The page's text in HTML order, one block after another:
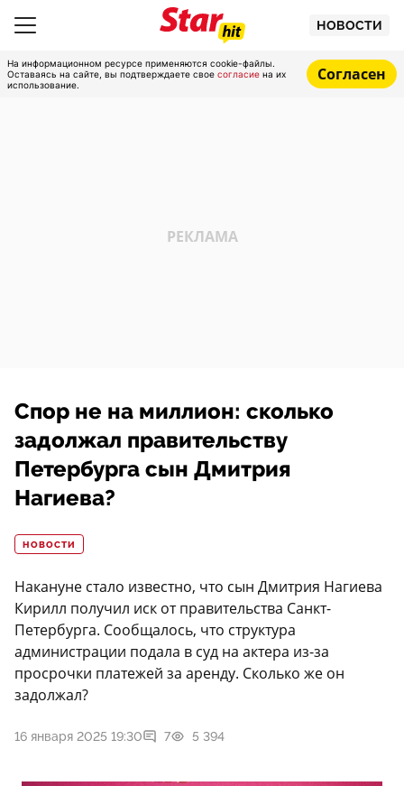
НОВОСТИ
На информационном ресурсе применяются cookie-файлы.
Оставаясь на сайте, вы подтверждаете свое согласие на их
использование.
Согласен
Спор не на миллион: сколько
задолжал правительству
Петербурга сын Дмитрия
Нагиева?
НОВОСТИ
Накануне стало известно, что сын Дмитрия Нагиева
Кирилл получил иск от правительства Санкт-
Петербурга. Сообщалось, что структура
администрации подала в суд на актера из-за
просрочки платежей за аренду. Сколько же он
задолжал?
16 января 2025 19:30 7 5 394